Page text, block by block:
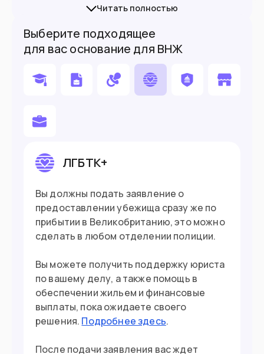
британскую визу в 5 городах РФ.
Подойдет вам если
Вы нашли работу в Великобритании
Хотите поступить в вуз
Въезд в страну
Документ Загранпаспорт
Виза Нужна виза
Читать полностью
Выберите подходящее
для вас основание для ВНЖ
ЛГБТК+
Вы должны подать заявление о
предоставлении убежища сразу же по
прибытии в Великобританию, это можно
сделать в любом отделении полиции.
Вы можете получить поддержку юриста
по вашему делу, а также помощь в
обеспечении жильем и финансовые
выплаты, пока ожидаете своего
решения. Подробнее здесь.
После подачи заявления вас ждет